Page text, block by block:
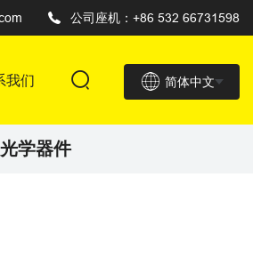
公司座机：+86 532 66731598
简体中文
我们
光学器件